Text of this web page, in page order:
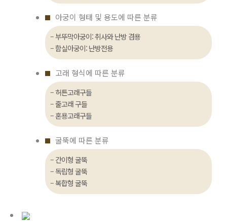
아궁이 형태 및 용도에 따른 분류
– 부뚜막아궁이: 취사와 난방 겸용
– 함실아궁이: 난방전용
고래 형식에 따른 분류
– 허튼고래구들
– 줄고래 구들
– 혼용고래구들
굴뚝에 따른 분류
– 간이형 굴뚝
– 독립형 굴뚝
– 복합형 굴뚝